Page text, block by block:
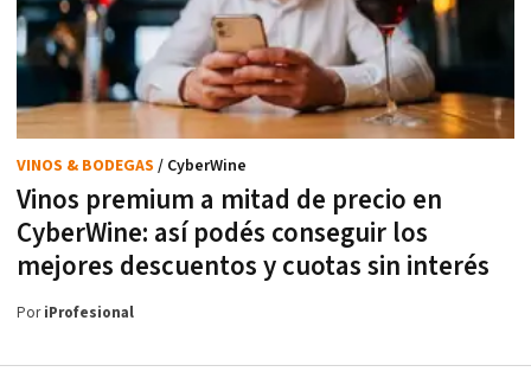
Vinos premium a mitad de precio en
CyberWine: así podés conseguir los
mejores descuentos y cuotas sin interés
VINOS & BODEGAS / CyberWine
PoriProfesional